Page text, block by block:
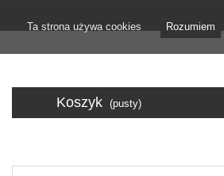
Ta strona używa cookies Rozumiem
Koszyk (pusty)